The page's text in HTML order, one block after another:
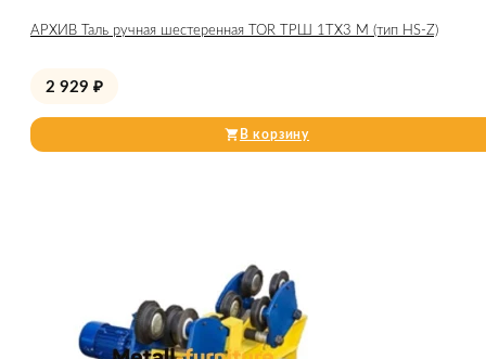
АРХИВ Таль ручная шестеренная TOR ТРШ 1ТХ3 М (тип HS-Z)
2 929 ₽
В корзину